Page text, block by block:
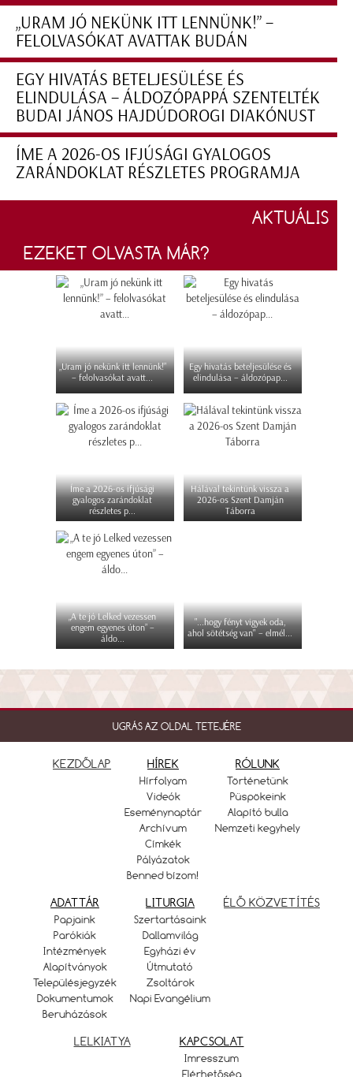
„URAM JÓ NEKÜNK ITT LENNÜNK!” –
FELOLVASÓKAT AVATTAK BUDÁN
EGY HIVATÁS BETELJESÜLÉSE ÉS
ELINDULÁSA – ÁLDOZÓPAPPÁ SZENTELTÉK
BUDAI JÁNOS HAJDÚDOROGI DIAKÓNUST
ÍME A 2026-OS IFJÚSÁGI GYALOGOS
ZARÁNDOKLAT RÉSZLETES PROGRAMJA
AKTUÁLIS
EZEKET OLVASTA MÁR?
„Uram jó nekünk itt lennünk!”
– felolvasókat avatt...
Egy hivatás beteljesülése és
elindulása – áldozópap...
Íme a 2026-os ifjúsági
gyalogos zarándoklat
részletes p...
Hálával tekintünk vissza a
2026-os Szent Damján
Táborra
„A te jó Lelked vezessen
engem egyenes úton” –
áldo...
"...hogy fényt vigyek oda,
ahol sötétség van" – elmél...
UGRÁS AZ OLDAL TETEJÉRE
KEZDŐLAP HÍREK
Hírfolyam
Videók
Eseménynaptár
Archívum
Címkék
Pályázatok
Benned bízom!
RÓLUNK
Történetünk
Püspökeink
Alapító bulla
Nemzeti kegyhely
ADATTÁR
Papjaink
Parókiák
Intézmények
Alapítványok
Településjegyzék
Dokumentumok
Beruházások
LITURGIA
Szertartásaink
Dallamvilág
Egyházi év
Útmutató
Zsoltárok
Napi Evangélium
ÉLŐ KÖZVETÍTÉS
LELKIATYA KAPCSOLAT
Imresszum
Elérhetőség